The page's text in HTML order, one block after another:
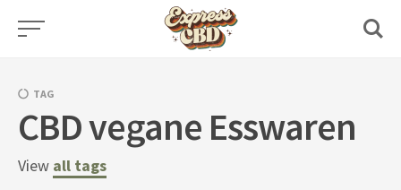
Skip
TAG
CBD vegane Esswaren
View all tags